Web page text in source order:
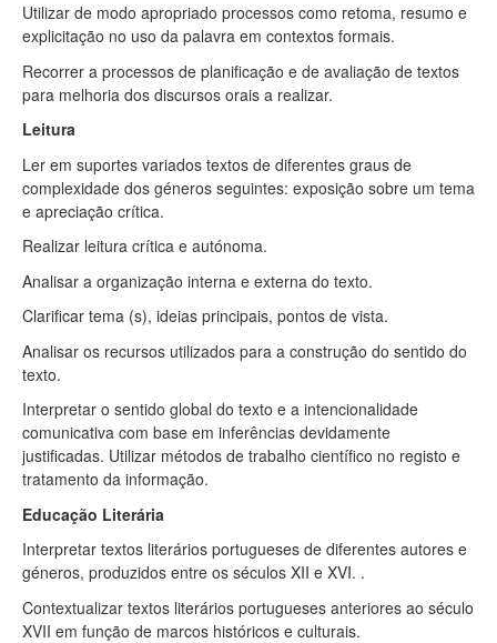
Utilizar de modo apropriado processos como retoma, resumo e
explicitação no uso da palavra em contextos formais.
Recorrer a processos de planificação e de avaliação de textos
para melhoria dos discursos orais a realizar.
Leitura
Ler em suportes variados textos de diferentes graus de
complexidade dos géneros seguintes: exposição sobre um tema
e apreciação crítica.
Realizar leitura crítica e autónoma.
Analisar a organização interna e externa do texto.
Clarificar tema (s), ideias principais, pontos de vista.
Analisar os recursos utilizados para a construção do sentido do
texto.
Interpretar o sentido global do texto e a intencionalidade
comunicativa com base em inferências devidamente
justificadas. Utilizar métodos de trabalho científico no registo e
tratamento da informação.
Educação Literária
Interpretar textos literários portugueses de diferentes autores e
géneros, produzidos entre os séculos XII e XVI. .
Contextualizar textos literários portugueses anteriores ao século
XVII em função de marcos históricos e culturais.